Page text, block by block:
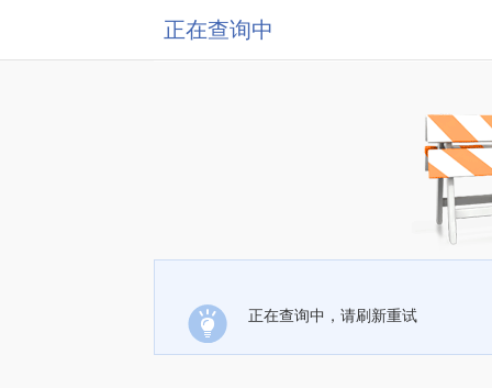
正在查询中
正在查询中，请刷新重试